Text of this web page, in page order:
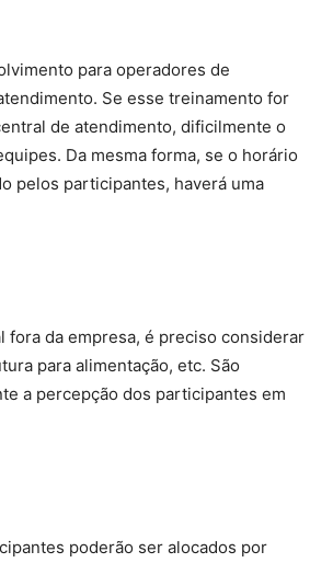
para operadores de
Se esse treinamento for
de atendimento, dificilmente o
Da mesma forma, se o horário
pelos participantes, haverá uma
fora da empresa, é preciso considerar
para alimentação, etc. São
a percepção dos participantes em
poderão ser alocados por